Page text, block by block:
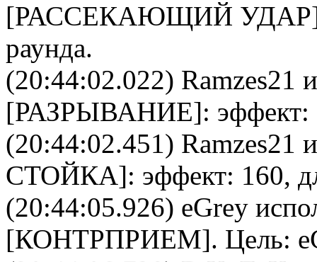
[РАССЕКАЮЩИЙ УДАР
раунда.
(20:44:02.022) Ramzes21
[РАЗРЫВАНИЕ]: эффект:
(20:44:02.451) Ramzes21
СТОЙКА]: эффект: 160,
(20:44:05.926) eGrey
[КОНТРПРИЕМ]. Цель: